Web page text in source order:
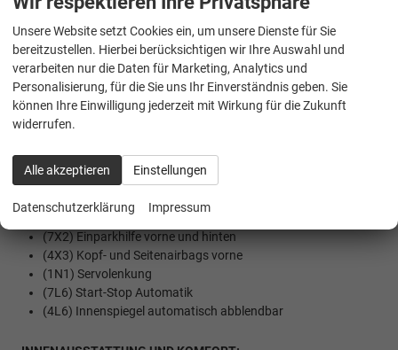
(9ZV) Komfort Telefonie, BT, Kopplebox
SICHERHEIT:
(UG1) Berganfahrassistent
(EM2) Ablenkungs- und Müdigkeitserkennung
(8T8) Adaptiv cruise control für DSG) mit Speedlimiter
(4UF) Airbag FS und BFS, ohne Knieairbag, mit BFS-
(NZ2) E-Call+
(1AS) Elektronisches Stabilisierungsprogramm (ESP)
(2H5) Fahrprofilauswahl
(6K4) Front Assist inkl. City ANB für ACC high
(7X2) Einparkhilfe vorne und hinten
(4X3) Kopf- und Seitenairbags vorne
(1N1) Servolenkung
(7L6) Start-Stop Automatik
(4L6) Innenspiegel automatisch abblendbar
Unsere Website setzt Cookies ein, um unsere Dienste für Sie
bereitzustellen. Hierbei berücksichtigen wir Ihre Auswahl und
verarbeiten nur die Daten für Marketing, Analytics und
Personalisierung, für die Sie uns Ihr Einverständnis geben. Sie
können Ihre Einwilligung jederzeit mit Wirkung für die Zukunft
widerrufen.
Alle akzeptieren Einstellungen
Datenschutzerklärung Impressum